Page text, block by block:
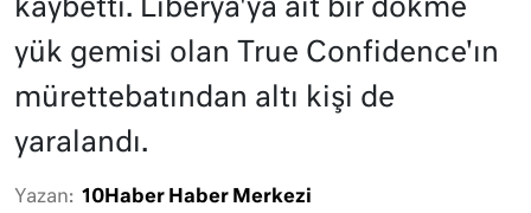
kaybetti. Liberya'ya ait bir dökme
yük gemisi olan True Confidence'ın
mürettebatından altı kişi de
yaralandı.
Yazan: 10Haber Haber Merkezi